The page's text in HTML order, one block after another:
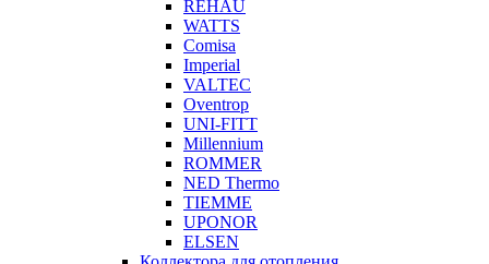
REHAU
WATTS
Comisa
Imperial
VALTEC
Oventrop
UNI-FITT
Millennium
ROMMER
NED Thermo
TIEMME
UPONOR
ELSEN